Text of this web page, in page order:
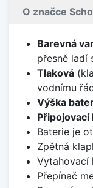
O značce
Barevná
přesně ladí
Tlaková
vodnímu
Výška
Připojovací
Baterie je
Zpětná
Vytahovací
Přepínač